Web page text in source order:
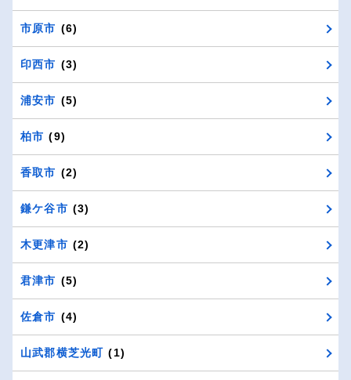
市原市 (6)
印西市 (3)
浦安市 (5)
柏市 (9)
香取市 (2)
鎌ケ谷市 (3)
木更津市 (2)
君津市 (5)
佐倉市 (4)
山武郡横芝光町 (1)